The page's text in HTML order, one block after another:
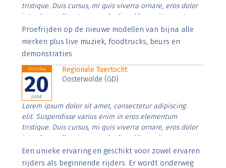
tristique. Duis cursus, mi quis viverra ornare, eros dolor
interdum nulla, ut commodo diam libero vitae erat.
Aenean faucibus nibh et justo cursus id rutrum lorem
imperdiet. Nunc ut sem vitae risus tristique posuere.
Proefrijden op de nieuwe modellen van bijna alle
merken plus live muziek, foodtrucks, beurs en
demonstraties
Saturday
20
JUNE
Regionale Toertocht
Oosterwolde (GD)
Lorem ipsum dolor sit amet, consectetur adipiscing
elit. Suspendisse varius enim in eros elementum
tristique. Duis cursus, mi quis viverra ornare, eros dolor
interdum nulla, ut commodo diam libero vitae erat.
Aenean faucibus nibh et justo cursus id rutrum lorem
imperdiet. Nunc ut sem vitae risus tristique posuere.
Een unieke ervaring en geschikt voor zowel ervaren
rijders als beginnende rijders. Er wordt onderweg